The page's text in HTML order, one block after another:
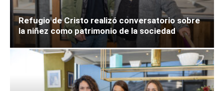
Refugio de Cristo realizó conversatorio sobre
la niñez como patrimonio de la sociedad